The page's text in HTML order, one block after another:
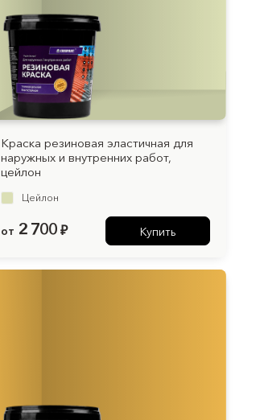
Краска резиновая эластичная для
наружных и внутренних работ,
цейлон
Цейлон
от 2 700 ₽ Купить